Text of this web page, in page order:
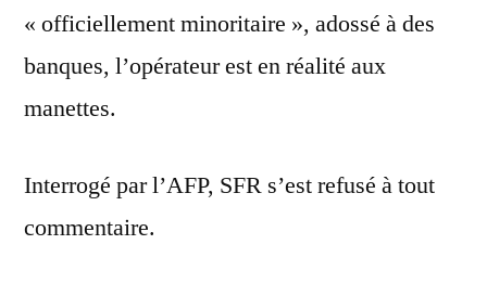
« officiellement minoritaire », adossé à des
banques, l’opérateur est en réalité aux
manettes.
Interrogé par l’AFP, SFR s’est refusé à tout
commentaire.